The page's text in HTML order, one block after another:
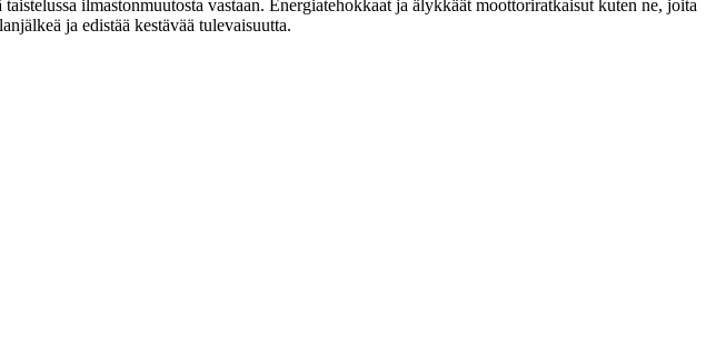
ilmastonmuutosta vastaan. Energiatehokkaat ja älykkäät moottoriratkaisut kuten ne, joita
ja edistää kestävää tulevaisuutta.